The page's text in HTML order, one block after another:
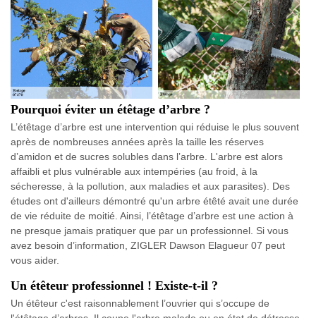
Pourquoi éviter un étêtage d’arbre ?
L’étêtage d’arbre est une intervention qui réduise le plus souvent
après de nombreuses années après la taille les réserves
d’amidon et de sucres solubles dans l’arbre. L'arbre est alors
affaibli et plus vulnérable aux intempéries (au froid, à la
sécheresse, à la pollution, aux maladies et aux parasites). Des
études ont d'ailleurs démontré qu'un arbre étêté avait une durée
de vie réduite de moitié. Ainsi, l’étêtage d’arbre est une action à
ne presque jamais pratiquer que par un professionnel. Si vous
avez besoin d’information, ZIGLER Dawson Elagueur 07 peut
vous aider.
Un étêteur professionnel ! Existe-t-il ?
Un étêteur c'est raisonnablement l’ouvrier qui s’occupe de